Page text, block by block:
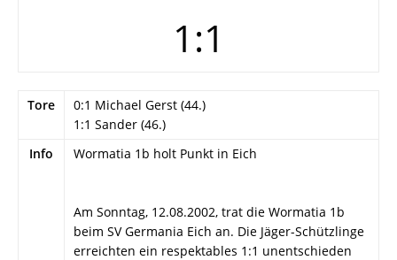
1:1
Tore
0:1 Michael Gerst (44.)
1:1 Sander (46.)
Info
Wormatia 1b holt Punkt in Eich
Am Sonntag, 12.08.2002, trat die Wormatia 1b
beim SV Germania Eich an. Die Jäger-Schützlinge
erreichten ein respektables 1:1 unentschieden